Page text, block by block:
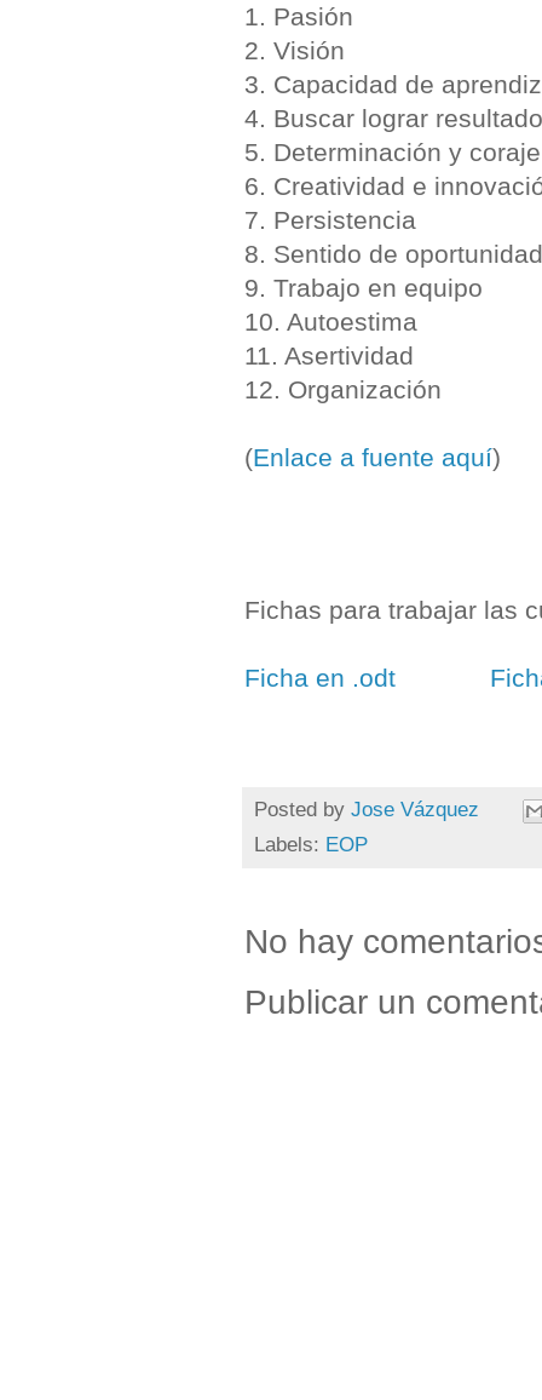
1. Pasión
2. Visión
3. Capacidad de
4. Buscar lograr
5. Determinación y coraje
6. Creatividad e
7. Persistencia
8. Sentido de oportunidad
9. Trabajo en equipo
10. Autoestima
11. Asertividad
12. Organización
(Enlace a fuente aquí)
Fichas para trabajar las
Ficha en .odt
Posted by Jose Vázquez
Labels: EOP
No hay
Publicar un